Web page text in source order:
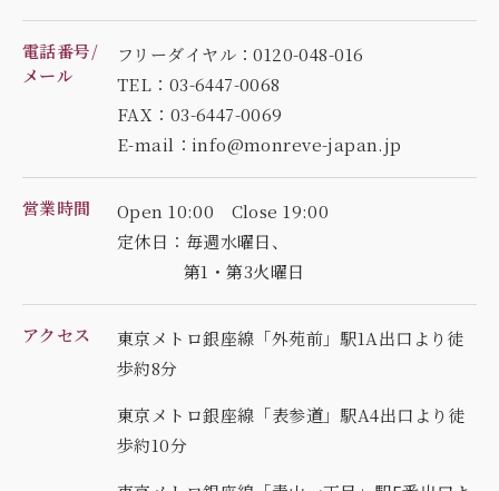
電話番号/
メール
フリーダイヤル：0120-048-016
TEL：03-6447-0068
FAX：03-6447-0069
E-mail：info@monreve-japan.jp
営業時間
Open 10:00 Close 19:00
定休日：毎週水曜日、
第1・第3火曜日
アクセス
東京メトロ銀座線「外苑前」駅1A出口より徒
歩約8分
東京メトロ銀座線「表参道」駅A4出口より徒
歩約10分